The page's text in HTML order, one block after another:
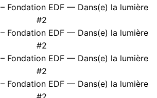
– Fondation EDF — Dans(e) la lumière
#2
– Fondation EDF — Dans(e) la lumière
#2
– Fondation EDF — Dans(e) la lumière
#2
– Fondation EDF — Dans(e) la lumière